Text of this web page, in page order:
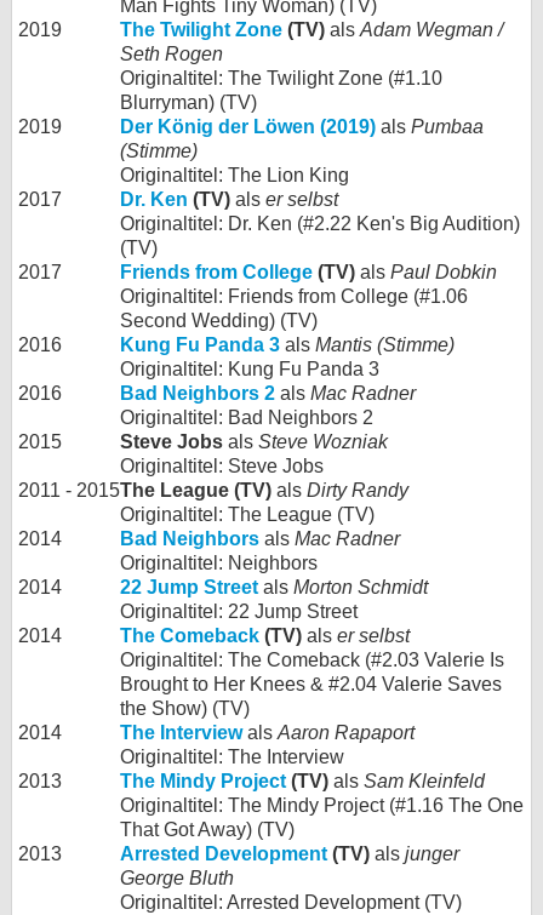
Man Fights Tiny Woman) (TV)
2019
The Twilight Zone (TV) als Adam Wegman /
Seth Rogen
Originaltitel: The Twilight Zone (#1.10
Blurryman) (TV)
2019
Der König der Löwen (2019) als Pumbaa
(Stimme)
Originaltitel: The Lion King
2017
Dr. Ken (TV) als er selbst
Originaltitel: Dr. Ken (#2.22 Ken's Big Audition)
(TV)
2017
Friends from College (TV) als Paul Dobkin
Originaltitel: Friends from College (#1.06
Second Wedding) (TV)
2016
Kung Fu Panda 3 als Mantis (Stimme)
Originaltitel: Kung Fu Panda 3
2016
Bad Neighbors 2 als Mac Radner
Originaltitel: Bad Neighbors 2
2015
Steve Jobs als Steve Wozniak
Originaltitel: Steve Jobs
2011 - 2015The League (TV) als Dirty Randy
Originaltitel: The League (TV)
2014
Bad Neighbors als Mac Radner
Originaltitel: Neighbors
2014
22 Jump Street als Morton Schmidt
Originaltitel: 22 Jump Street
2014
The Comeback (TV) als er selbst
Originaltitel: The Comeback (#2.03 Valerie Is
Brought to Her Knees & #2.04 Valerie Saves
the Show) (TV)
2014
The Interviewals Aaron Rapaport
Originaltitel: The Interview
2013
The Mindy Project (TV) als Sam Kleinfeld
Originaltitel: The Mindy Project (#1.16 The One
That Got Away) (TV)
2013
Arrested Development (TV) als junger
George Bluth
Originaltitel: Arrested Development (TV)